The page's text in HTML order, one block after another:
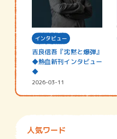
インタビュー
吉良信吾『沈黙と爆弾』
◆熱血新刊インタビュー
◆
2026-03-11
人気ワード